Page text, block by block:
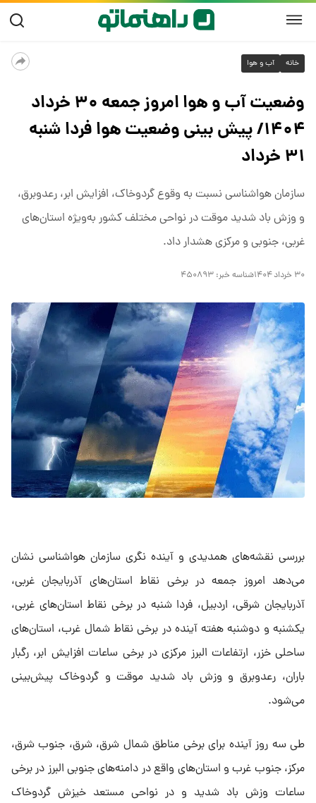
خانه آب و هوا
وضعیت آب و هوا امروز جمعه ۳۰ خرداد
۱۴۰۴/ پیش بینی وضعیت هوا فردا شنبه
۳۱ خرداد
سازمان هواشناسی نسبت به وقوع گردوخاک، افزایش ابر، رعدوبرق،
و وزش باد شدید موقت در نواحی مختلف کشور به‌ویژه استان‌های
غربی، جنوبی و مرکزی هشدار داد.
۳۰ خرداد ۱۴۰۴ شناسه خبر: ۴۵۰۸۹۳
بررسی نقشه‌های همدیدی و آینده نگری سازمان هواشناسی نشان
می‌دهد امروز جمعه در برخی نقاط استان‌های آذربایجان غربی،
آذربایجان شرقی، اردبیل، فردا شنبه در برخی نقاط استان‌های غربی،
یکشنبه و دوشنبه هفته آینده در برخی نقاط شمال غرب، استان‌های
ساحلی خزر، ارتفاعات البرز مرکزی در برخی ساعات افزایش ابر، رگبار
باران، رعدوبرق و وزش باد شدید موقت و گردوخاک پیش‌بینی
می‌شود.
طی سه روز آینده برای برخی مناطق شمال شرق، شرق، جنوب شرق،
مرکز، جنوب غرب و استان‌های واقع در دامنه‌های جنوبی البرز در برخی
ساعات وزش باد شدید و در نواحی مستعد خیزش گردوخاک